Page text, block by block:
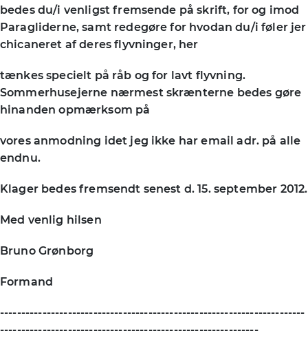
bedes du/i venligst fremsende på skrift, for og imod
Paragliderne, samt redegøre for hvodan du/i føler jer
chicaneret af deres flyvninger, her
tænkes specielt på råb og for lavt flyvning.
Sommerhusejerne nærmest skrænterne bedes gøre
hinanden opmærksom på
vores anmodning idet jeg ikke har email adr. på alle
endnu.
Klager bedes fremsendt senest d. 15. september 2012.
Med venlig hilsen
Bruno Grønborg
Formand
------------------------------------------------------------------------
-------------------------------------------------------------